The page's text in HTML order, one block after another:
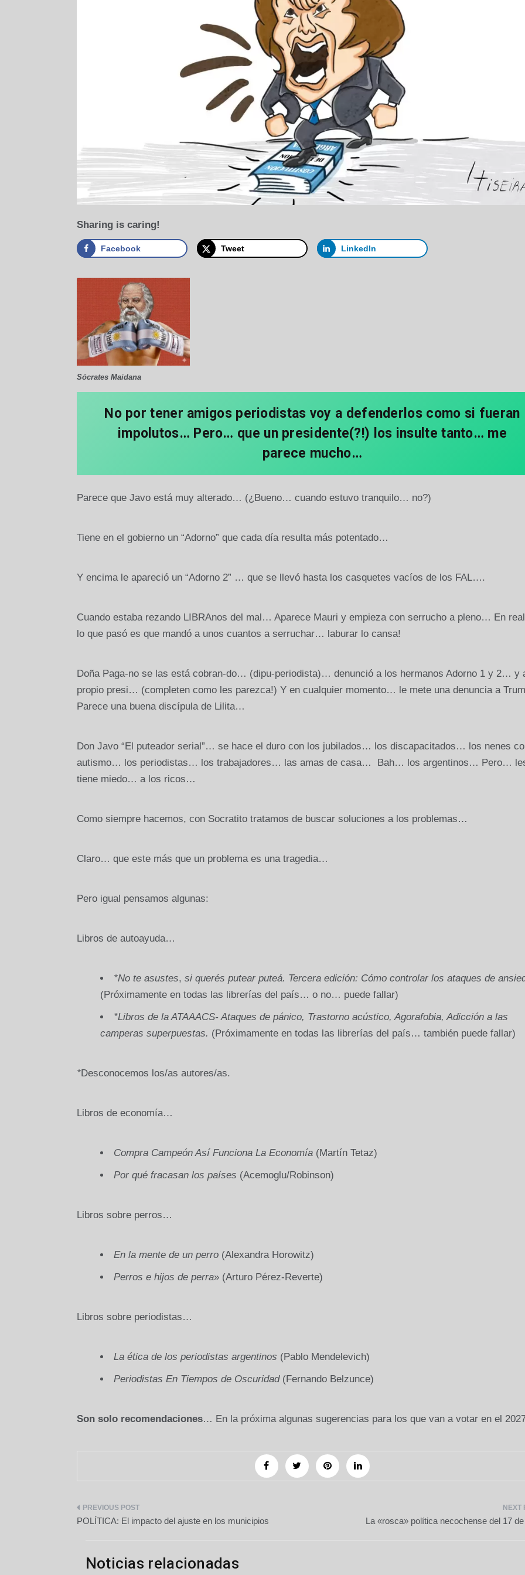
Sharing is caring!
Facebook Tweet LinkedIn
Sócrates Maidana
No por tener amigos periodistas voy a defenderlos como si fueran
impolutos… Pero… que un presidente(?!) los insulte tanto… me
parece mucho…
Parece que Javo está muy alterado… (¿Bueno… cuando estuvo tranquilo… no?)
Tiene en el gobierno un “Adorno” que cada día resulta más potentado…
Y encima le apareció un “Adorno 2” … que se llevó hasta los casquetes vacíos de los FAL….
Cuando estaba rezando LIBRAnos del mal… Aparece Mauri y empieza con serrucho a pleno… En
lo que pasó es que mandó a unos cuantos a serruchar… laburar lo cansa!
Doña Paga-no se las está cobran-do… (dipu-periodista)… denunció a los hermanos Adorno 1 y 2… y
propio presi… (completen como les parezca!) Y en cualquier momento… le mete una denuncia a
Parece una buena discípula de Lilita…
Don Javo “El puteador serial”… se hace el duro con los jubilados… los discapacitados… los nenes
autismo… los periodistas… los trabajadores… las amas de casa… Bah… los argentinos… Pero…
tiene miedo… a los ricos…
Como siempre hacemos, con Socratito tratamos de buscar soluciones a los problemas…
Claro… que este más que un problema es una tragedia…
Pero igual pensamos algunas:
Libros de autoayuda…
*No te asustes, si querés putear puteá. Tercera edición: Cómo controlar los ataques de
(Próximamente en todas las librerías del país… o no… puede fallar)
*Libros de la ATAAACS- Ataques de pánico, Trastorno acústico, Agorafobia, Adicción a las
camperas superpuestas. (Próximamente en todas las librerías del país… también puede fallar)
*Desconocemos los/as autores/as.
Libros de economía…
Compra Campeón Así Funciona La Economía(Martín Tetaz)
Por qué fracasan los países (Acemoglu/Robinson)
Libros sobre perros…
En la mente de un perro(Alexandra Horowitz)
Perros e hijos de perra» (Arturo Pérez-Reverte)
Libros sobre periodistas…
La ética de los periodistas argentinos (Pablo Mendelevich)
Periodistas En Tiempos de Oscuridad(Fernando Belzunce)
Son solo recomendaciones… En la próxima algunas sugerencias para los que van a votar en el
Navegación
de
entradas
POLÍTICA: El impacto del ajuste en los municipios La «rosca» política necochense del 17
Noticias relacionadas